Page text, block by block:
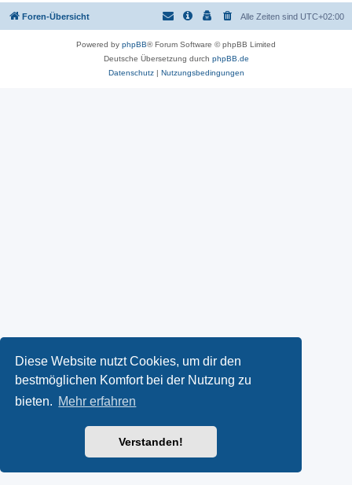
Diese Website nutzt Cookies, um dir den
bestmöglichen Komfort bei der Nutzung zu
bieten. Mehr erfahren
Verstanden!
Foren-Übersicht Alle Zeiten sind UTC+02:00
Powered by phpBB® Forum Software © phpBB Limited
Deutsche Übersetzung durch phpBB.de
Datenschutz| Nutzungsbedingungen